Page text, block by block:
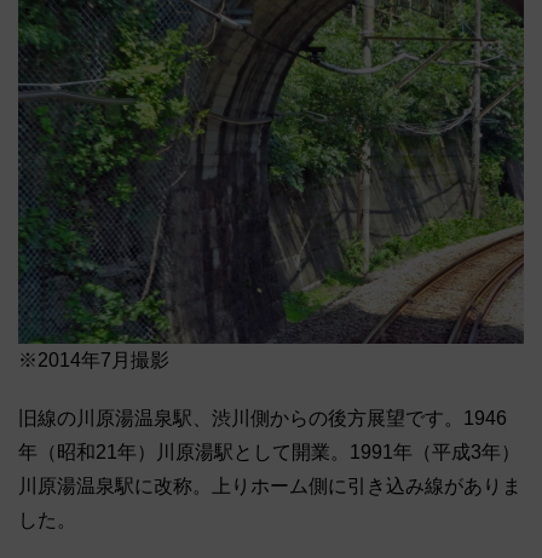
※2014年7月撮影
旧線の川原湯温泉駅、渋川側からの後方展望です。1946
年（昭和21年）川原湯駅として開業。1991年（平成3年）
川原湯温泉駅に改称。上りホーム側に引き込み線がありま
した。